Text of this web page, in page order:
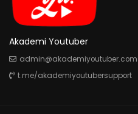
Akademi Youtuber
admin@akademiyoutuber.com
t.me/akademiyoutubersupport